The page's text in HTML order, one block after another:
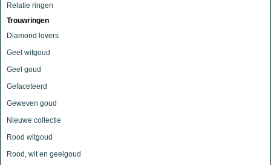
Relatie ringen
Trouwringen
Diamond lovers
Geel witgoud
Geel goud
Gefaceteerd
Geweven goud
Nieuwe collectie
Rood witgoud
Rood, wit en geelgoud